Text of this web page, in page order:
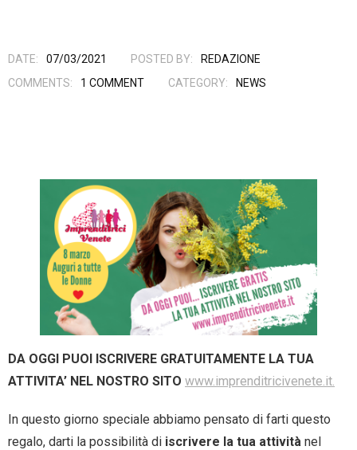
Libri
DATE: 07/03/2021 POSTED BY:
REDAZIONE
COMMENTS:
1 COMMENT CATEGORY: NEWS
DA OGGI PUOI ISCRIVERE GRATUITAMENTE LA TUA
ATTIVITA’ NEL NOSTRO SITO www.imprenditricivenete.it.
In questo giorno speciale abbiamo pensato di farti questo
regalo, darti la possibilità di iscrivere la tua attività nel